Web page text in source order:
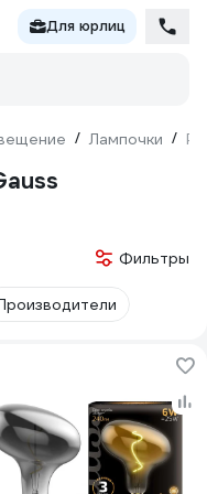
Для юрлиц
/ Лампочки /
Фильтры